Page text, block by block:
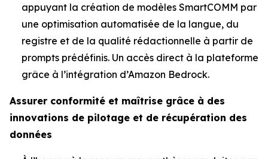
appuyant la création de modèles SmartCOMM par
une optimisation automatisée de la langue, du
registre et de la qualité rédactionnelle à partir de
prompts prédéfinis. Un accès direct à la plateforme
grâce à l’intégration d’Amazon Bedrock.
Assurer conformité et maîtrise grâce à des
innovations de pilotage et de récupération des
données